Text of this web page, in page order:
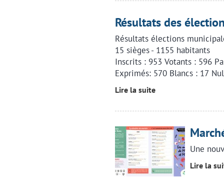
Résultats des
Résultats élections
15 sièges - 1155 habitants
Inscrits : 953 Votants : 596
Exprimés: 570 Blancs : 17
Lire la suite
Une
Lire la